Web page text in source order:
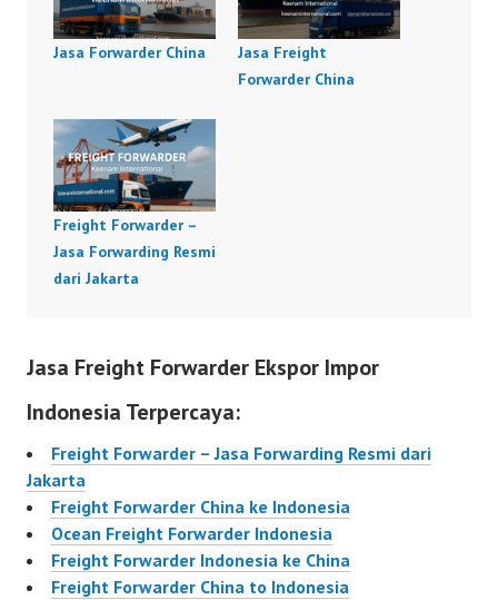
Jasa Forwarder China
Jasa Freight
Forwarder China
Freight Forwarder –
Jasa Forwarding Resmi
dari Jakarta
Jasa Freight Forwarder Ekspor Impor
Indonesia Terpercaya:
Freight Forwarder – Jasa Forwarding Resmi dari
Jakarta
Freight Forwarder China ke Indonesia
Ocean Freight Forwarder Indonesia
Freight Forwarder Indonesia ke China
Freight Forwarder China to Indonesia